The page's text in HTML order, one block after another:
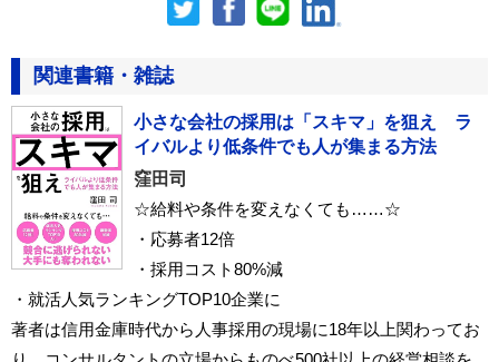
関連書籍・雑誌
小さな会社の採用は「スキマ」を狙え ラ
イバルより低条件でも人が集まる方法
窪田司
☆給料や条件を変えなくても……☆
・応募者12倍
・採用コスト80%減
・就活人気ランキングTOP10企業に
著者は信用金庫時代から人事採用の現場に18年以上関わってお